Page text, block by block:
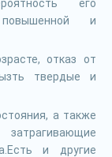
его
повышенной и
отказ от
твердые и
а также
и другие